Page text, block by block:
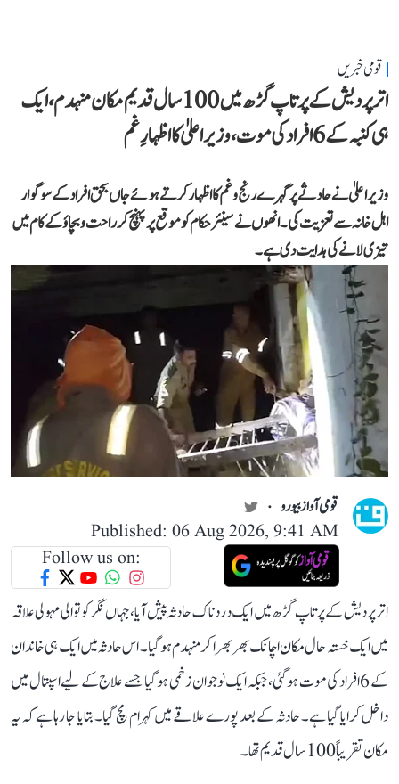
قومی خبریں
اتر پردیش کے پرتاپ گڑھ میں 100 سال قدیم مکان منہدم، ایک
ہی کنبہ کے 6 افراد کی موت، وزیر اعلیٰ کا اظہارِ غم
وزیر اعلیٰ نے حادثے پر گہرے رنج و غم کا اظہار کرتے ہوئے جاں بحق افراد کے سوگوار
اہل خانہ سے تعزیت کی۔ انھوں نے سینئر حکام کو موقع پر پہنچ کر راحت و بچاؤ کے کام میں
تیزی لانے کی ہدایت دی ہے۔
قومی آواز بیورو
Published: 06 Aug 2026, 9:41 AM
Follow us on:
اتر پردیش کے پرتاپ گڑھ میں ایک دردناک حادثہ پیش آیا، جہاں نگر کوتوالی مہولی علاقہ
میں ایک خستہ حال مکان اچانک بھربھرا کر منہدم ہو گیا۔ اس حادثہ میں ایک ہی خاندان
کے 6 افراد کی موت ہو گئی، جبکہ ایک نوجوان زخمی ہو گیا جسے علاج کے لیے اسپتال میں
داخل کرایا گیا ہے۔ حادثہ کے بعد پورے علاقے میں کہرام مچ گیا۔ بتایا جا رہا ہے کہ یہ
مکان تقریباً 100 سال قدیم تھا۔